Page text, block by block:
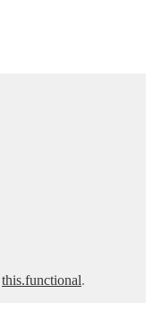
this.functional.